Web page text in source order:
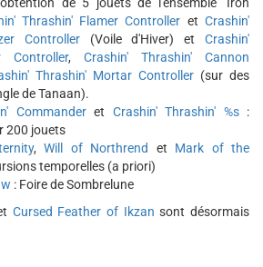
Thrashin' Flamer Controller etCrashin'
Controller(Voile d'Hiver) etCrashin'
Controller, Crashin' Thrashin' Cannon
Thrashin' Mortar Controller (sur des
de Tanaan).
Commanderet Crashin' Thrashin' %s:
200 jouets
,Will of Northrend et Mark of the
temporelles (a priori)
: Foire de Sombrelune
Cursed Feather of Ikzan sont désormais